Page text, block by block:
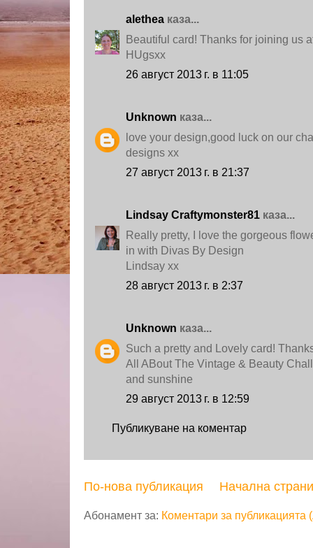
alethea каза...
Beautiful card! Thanks for joining us
HUgsxx
26 август 2013 г. в 11:05
Unknown каза...
love your design,good luck on our
designs xx
27 август 2013 г. в 21:37
Lindsay Craftymonster81 каза...
Really pretty, I love the gorgeous
in with Divas By Design
Lindsay xx
28 август 2013 г. в 2:37
Unknown каза...
Such a pretty and Lovely card!
All ABout The Vintage & Beauty
and sunshine
29 август 2013 г. в 12:59
Публикуване на коментар
По-нова публикация Начална
Абонамент за: Коментари за публикацията